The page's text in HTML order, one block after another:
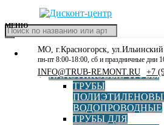
Поиск
товаров
МЕНЮ
КАТАЛОГ
РАСПРОДАЖА
ПЛАСТИКОВЫЕ ТРУБЫ
ТРУБЫ
ВОДОПРОВОДНЫЕ
ТРУБЫ ДЛЯ
МО, г.Красногорск,
пн-пт 8:00-18:00, сб и праздничные дни
INFO@TRUB-REMONT.RU +7
Главная »-20° +50° C
-20° +50° C